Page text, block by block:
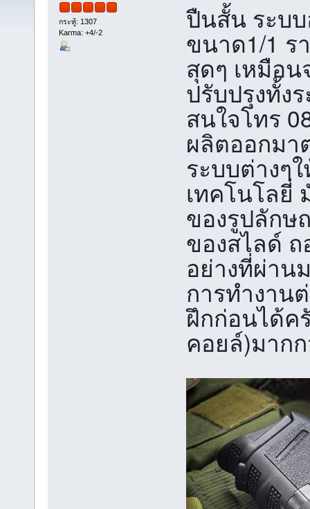
กระทู้: 1307
Karma: +4/-2
ปืนสั้น ระบ
ขนาด1/1 ร
สุดๆ เหมือ
ปรับปรุงทั้ง
สนใจโทร
ผลิตออกมา
ระบบต่างๆ
เทคโนโลยี่
ของรูปลัก
ของสไลด์
อย่างที่ผ่าน
การทำงาน
ฝึกก่อนได้ค
คอยล์)มาก